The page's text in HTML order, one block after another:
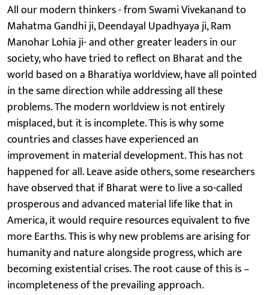
All our modern thinkers - from Swami Vivekanand to
Mahatma Gandhi ji, Deendayal Upadhyaya ji, Ram
Manohar Lohia ji- and other greater leaders in our
society, who have tried to reflect on Bharat and the
world based on a Bharatiya worldview, have all pointed
in the same direction while addressing all these
problems. The modern worldview is not entirely
misplaced, but it is incomplete. This is why some
countries and classes have experienced an
improvement in material development. This has not
happened for all. Leave aside others, some researchers
have observed that if Bharat were to live a so-called
prosperous and advanced material life like that in
America, it would require resources equivalent to five
more Earths. This is why new problems are arising for
humanity and nature alongside progress, which are
becoming existential crises. The root cause of this is –
incompleteness of the prevailing approach.